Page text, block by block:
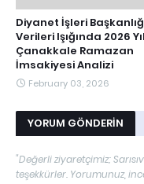
Diyanet İşleri
Verileri Işığında 2026
Çanakkale Ramazan
İmsakiyesi Analizi
February 03, 2026
YORUM GÖNDERIN
"Değerli ziyaretçimiz;
teşekkürler. Yorumunuz,